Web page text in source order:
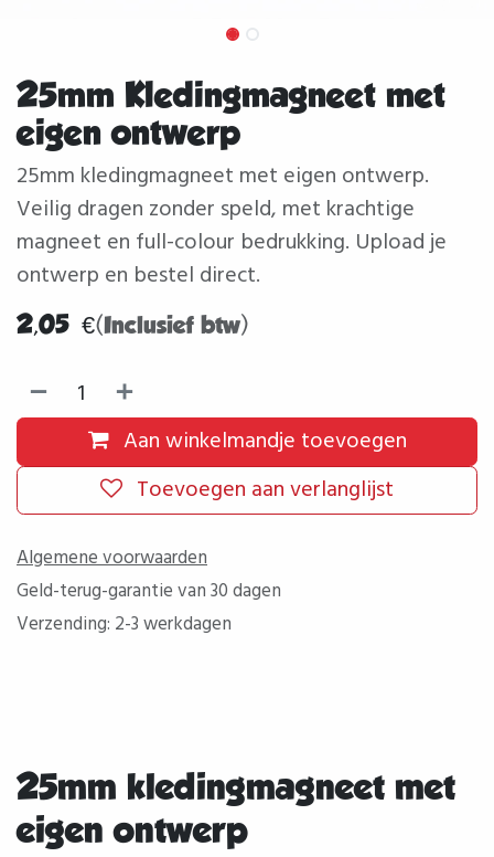
25mm Kledingmagneet met
eigen ontwerp
25mm kledingmagneet met eigen ontwerp.
Veilig dragen zonder speld, met krachtige
magneet en full-colour bedrukking. Upload je
ontwerp en bestel direct.
2,05 €(Inclusief btw)
Aan winkelmandje toevoegen
Toevoegen aan verlanglijst
Algemene voorwaarden
Geld-terug-garantie van 30 dagen
Verzending: 2-3 werkdagen
25mm kledingmagneet met
eigen ontwerp